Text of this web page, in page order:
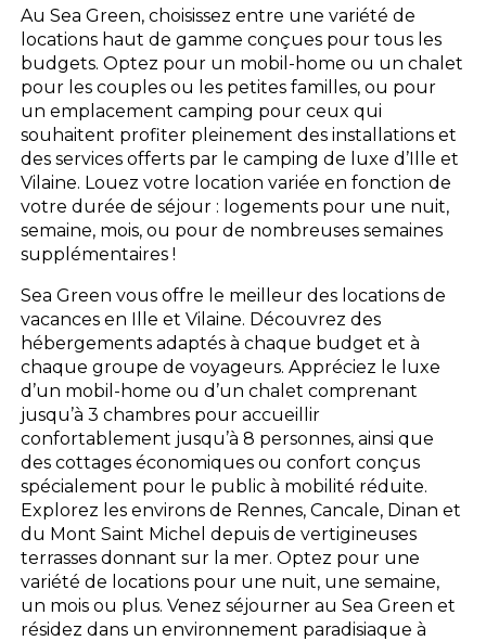
Au Sea Green, choisissez entre une variété de
locations haut de gamme conçues pour tous les
budgets. Optez pour un mobil-home ou un chalet
pour les couples ou les petites familles, ou pour
un emplacement camping pour ceux qui
souhaitent profiter pleinement des installations et
des services offerts par le camping de luxe d’Ille et
Vilaine. Louez votre location variée en fonction de
votre durée de séjour : logements pour une nuit,
semaine, mois, ou pour de nombreuses semaines
supplémentaires !
Sea Green vous offre le meilleur des locations de
vacances en Ille et Vilaine. Découvrez des
hébergements adaptés à chaque budget et à
chaque groupe de voyageurs. Appréciez le luxe
d’un mobil-home ou d’un chalet comprenant
jusqu’à 3 chambres pour accueillir
confortablement jusqu’à 8 personnes, ainsi que
des cottages économiques ou confort conçus
spécialement pour le public à mobilité réduite.
Explorez les environs de Rennes, Cancale, Dinan et
du Mont Saint Michel depuis de vertigineuses
terrasses donnant sur la mer. Optez pour une
variété de locations pour une nuit, une semaine,
un mois ou plus. Venez séjourner au Sea Green et
résidez dans un environnement paradisiaque à